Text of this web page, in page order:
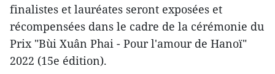
finalistes et lauréates seront exposées et
récompensées dans le cadre de la cérémonie du
Prix "Bùi Xuân Phai - Pour l'amour de Hanoï"
2022 (15e édition).